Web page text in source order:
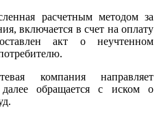
расчетным методом за
включается в счет на оплату
акт о неучтенном
компания направляет
обращается с иском о